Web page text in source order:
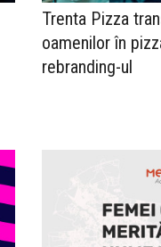
Trenta Pizza
oamenilor în
rebranding-ul